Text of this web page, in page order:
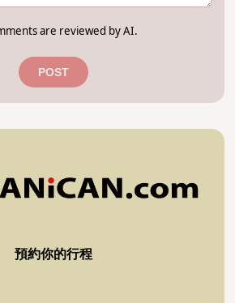
are reviewed by AI.
POST
預約你的行程